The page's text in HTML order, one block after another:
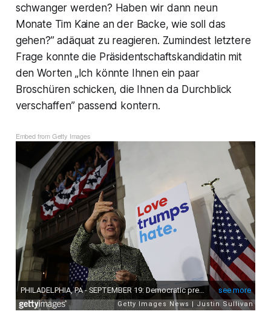
schwanger werden? Haben wir dann neun
Monate Tim Kaine an der Backe, wie soll das
gehen?” adäquat zu reagieren. Zumindest letztere
Frage konnte die Präsidentschaftskandidatin mit
den Worten „Ich könnte Ihnen ein paar
Broschüren schicken, die Ihnen da Durchblick
verschaffen” passend kontern.
Embed from Getty Images